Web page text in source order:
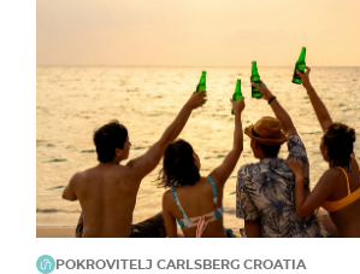
POKROVITELJ CARLSBERG CROATIA